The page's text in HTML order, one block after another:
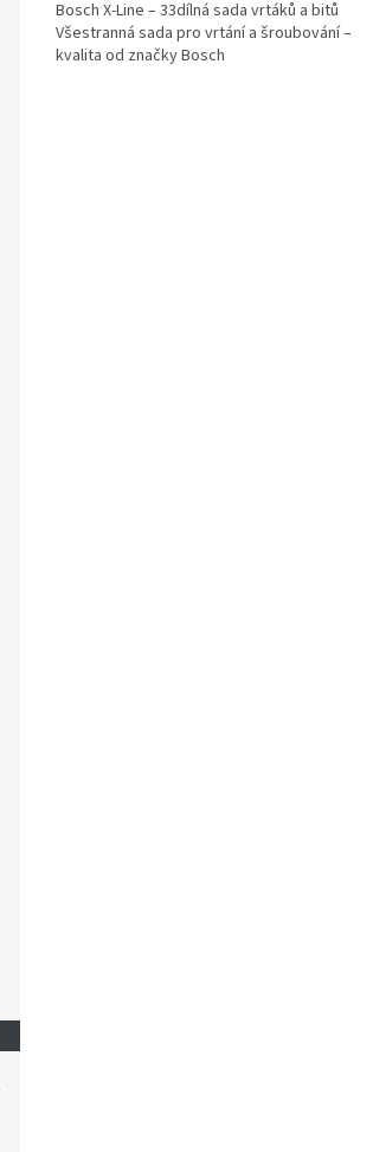
z
5
hvězdiček.
Bosch X-Line – 33dílná sada vrtáků a bitů
Všestranná sada pro vrtání a šroubování –
kvalita od značky Bosch